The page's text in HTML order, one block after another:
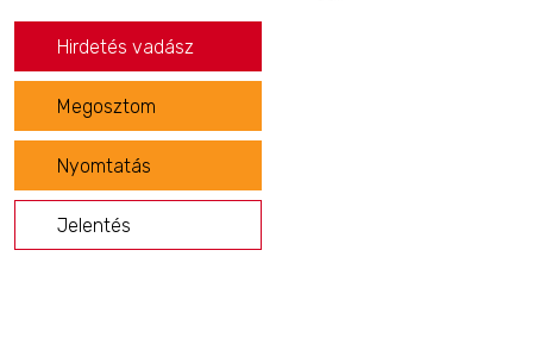
Hirdetés vadász
Megosztom
Nyomtatás
Jelentés